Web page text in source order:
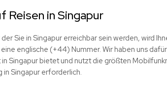
Reisen in Singapur
Sie in Singapur erreichbar sein werden, wird
englische (+44) Nummer. Wir haben uns
Singapur bietet und nutzt die größten
in Singapur erforderlich.